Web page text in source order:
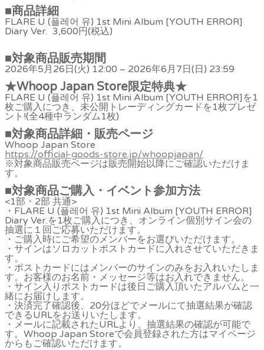
■商品詳細
FLARE U (플레어 유) 1st Mini Album [YOUTH ERROR]
Diary Ver. 3,600円(税込)
■対象商品販売期間
2026年5月26日(火) 12:00 ~ 2026年6月7日(日) 23:59
★Whoop Japan Store限定特典★
FLARE U (플레어 유) 1st Mini Album [YOUTH ERROR]を1
枚ご購入につき、未公開トレーディングカードを1枚プレゼ
ント!(全4種中ランダム1枚)
■対象商品詳細・販売ページ
Whoop Japan Store
https://official-goods-store.jp/whoopjapan/
※対象商品販売ページは販売開始以降にご確認いただけま
す。
■対象商品ご購入・イベント参加方法
<1部・2部 共通>
・FLARE U (플레어 유) 1st Mini Album [YOUTH ERROR]
Diary Ver.を1枚ご購入につき、オンライン個別サイン会の
抽選に１回ご応募いただけます。
・ご購入時にご希望のメンバーをお選びいただけます。
・サインはソロカットポストカードに入れさせていただきま
す。
・ポストカードにはメンバーのサインのみをお入れいたしま
す。お客様のお名前・メッセージ等はお入れできません。
・サイン入りポストカードは後日ご購入頂いたアルバムと一
緒にお届けします。
・決済完了確認後、20分ほどでメールにて抽選結果が確認
できるURLをお送りいたします。
・メールに記載されたURLより、抽選結果の確認が可能で
す。Whoop Japan Storeで会員登録された方はマイページ
からもご確認いただけます。